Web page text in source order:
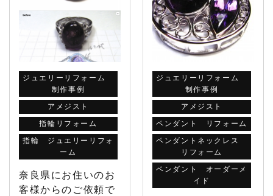
ジュエリーリフォーム
制作事例
アメジスト
指輪リフォーム
指輪 ジュエリーリフォ
ーム
奈良県にお住いのお
客様からのご依頼で
ジュエリーリフォーム
制作事例
アメジスト
ペンダント リフォーム
ペンダントネックレス
リフォーム
ペンダント オーダーメ
イド